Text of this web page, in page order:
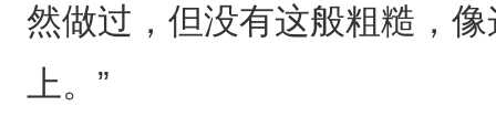
然做过，但没有这般粗糙，
上。”